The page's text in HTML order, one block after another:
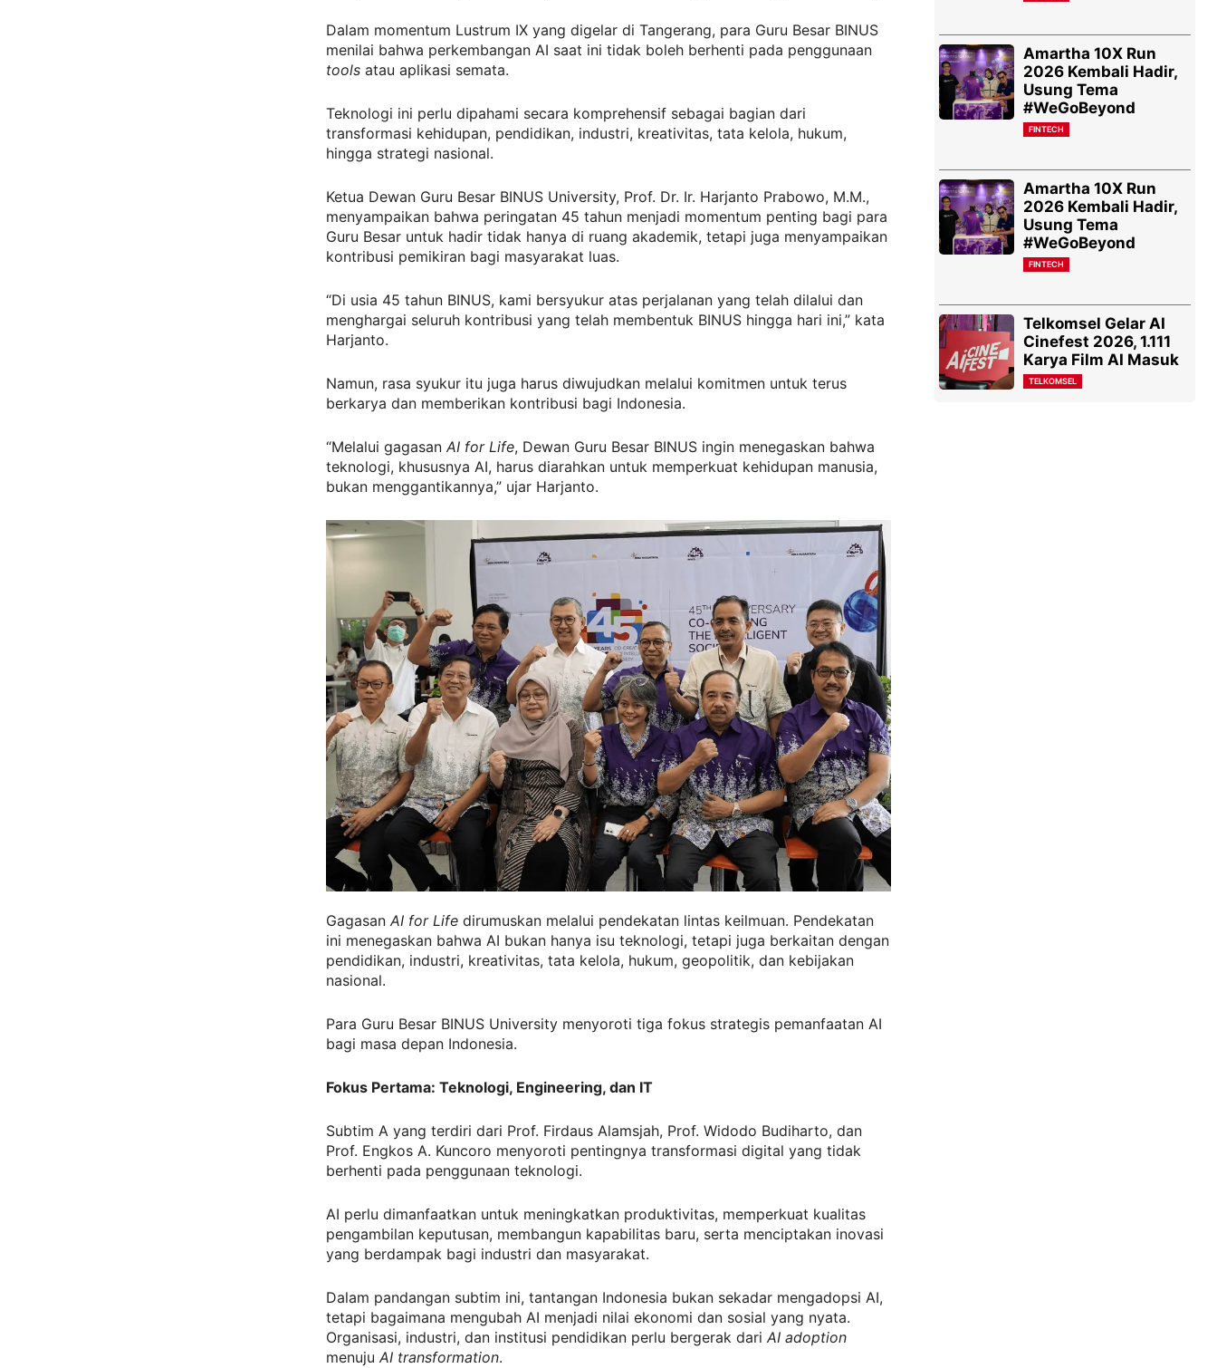
Dalam momentum Lustrum IX yang digelar di Tangerang, para Guru Besar BINUS
menilai bahwa perkembangan AI saat ini tidak boleh berhenti pada penggunaan
tools atau aplikasi semata.
Teknologi ini perlu dipahami secara komprehensif sebagai bagian dari
transformasi kehidupan, pendidikan, industri, kreativitas, tata kelola, hukum,
hingga strategi nasional.
Ketua Dewan Guru Besar BINUS University, Prof. Dr. Ir. Harjanto Prabowo, M.M.,
menyampaikan bahwa peringatan 45 tahun menjadi momentum penting bagi para
Guru Besar untuk hadir tidak hanya di ruang akademik, tetapi juga menyampaikan
kontribusi pemikiran bagi masyarakat luas.
“Di usia 45 tahun BINUS, kami bersyukur atas perjalanan yang telah dilalui dan
menghargai seluruh kontribusi yang telah membentuk BINUS hingga hari ini,” kata
Harjanto.
Namun, rasa syukur itu juga harus diwujudkan melalui komitmen untuk terus
berkarya dan memberikan kontribusi bagi Indonesia.
“Melalui gagasan AI for Life, Dewan Guru Besar BINUS ingin menegaskan bahwa
teknologi, khususnya AI, harus diarahkan untuk memperkuat kehidupan manusia,
bukan menggantikannya,” ujar Harjanto.
Gagasan AI for Life dirumuskan melalui pendekatan lintas keilmuan. Pendekatan
ini menegaskan bahwa AI bukan hanya isu teknologi, tetapi juga berkaitan dengan
pendidikan, industri, kreativitas, tata kelola, hukum, geopolitik, dan kebijakan
nasional.
Para Guru Besar BINUS University menyoroti tiga fokus strategis pemanfaatan AI
bagi masa depan Indonesia.
Fokus Pertama: Teknologi, Engineering, dan IT
Subtim A yang terdiri dari Prof. Firdaus Alamsjah, Prof. Widodo Budiharto, dan
Prof. Engkos A. Kuncoro menyoroti pentingnya transformasi digital yang tidak
berhenti pada penggunaan teknologi.
AI perlu dimanfaatkan untuk meningkatkan produktivitas, memperkuat kualitas
pengambilan keputusan, membangun kapabilitas baru, serta menciptakan inovasi
yang berdampak bagi industri dan masyarakat.
Dalam pandangan subtim ini, tantangan Indonesia bukan sekadar mengadopsi AI,
tetapi bagaimana mengubah AI menjadi nilai ekonomi dan sosial yang nyata.
Organisasi, industri, dan institusi pendidikan perlu bergerak dari AI adoption
menuju AI transformation.
Amartha 10X Run
2026 Kembali Hadir,
Usung Tema
#WeGoBeyond
FINTECH
Amartha 10X Run
2026 Kembali Hadir,
Usung Tema
#WeGoBeyond
FINTECH
Telkomsel Gelar AI
Cinefest 2026, 1.111
Karya Film AI Masuk
TELKOMSEL